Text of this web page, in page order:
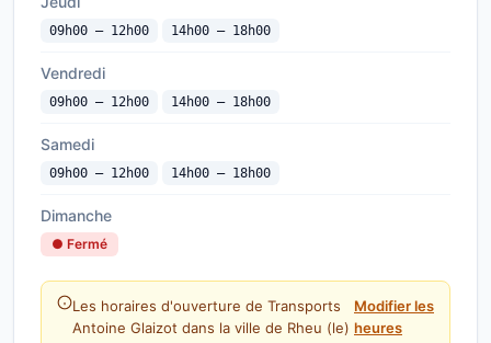
09h00 — 12h00 14h00 — 18h00
Vendredi
09h00 — 12h00 14h00 — 18h00
Samedi
09h00 — 12h00 14h00 — 18h00
Dimanche
● Fermé
Les horaires d'ouverture de Transports
Antoine Glaizot dans la ville de Rheu (le)
Modifier les
heures